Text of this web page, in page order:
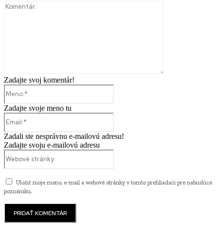
Zadajte svoj komentár!
Zadajte svoje meno tu
Zadali ste nesprávnu e-mailovú adresu!
Zadajte svoju e-mailovú adresu
Uložiť moje meno, e-mail a webové stránky v tomto prehliadači pre nabudúce
poznámku.